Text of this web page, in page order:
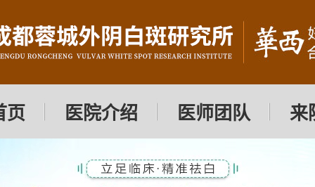
页 医院介绍 医师团队 来